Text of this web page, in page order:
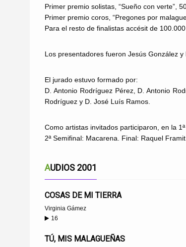
Primer premio solistas, “Sueño con verte”,
Primer premio coros, “Pregones por
Para el resto de finalistas accésit de
Los presentadores fueron Jesús González y
El jurado estuvo formado por:
D. Antonio Rodríguez Pérez, D. Antonio
Rodríguez y D. José Luís Ramos.
Como artistas invitados participaron, en la
2ª Semifinal: Macarena. Final: Raquel
AUDIOS 2001
COSAS DE MI TIERRA
Virginia Gámez
16
TÚ, MIS MALAGUEÑAS